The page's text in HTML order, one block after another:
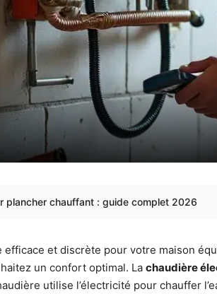
plancher chauffant : guide complet 2026
et discrète pour votre maison
un confort optimal. La chaudière
utilise l’électricité pour chauffer